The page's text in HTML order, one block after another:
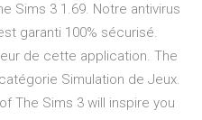
Sims 3 1.69. Notre antivirus
garanti 100% sécurisé.
de cette application. The
Simulation de Jeux.
The Sims 3 will inspire you